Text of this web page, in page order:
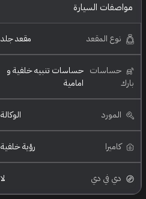
مواصفات السيارة
نوع المقعد مقعد جلد
حساسات
بارك
حساسات تنبيه خلفية و
امامية
المورد الوكالة
كاميرا رؤية خلفية
دي في دي لا